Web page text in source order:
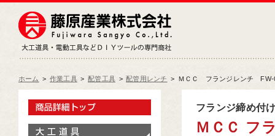
ホーム > 作業工具 > 配管工具 > 配管用レンチ > ＭＣＣ フランジレンチ FW-
フランジ締め付
ＭＣＣ フ
製品情報トップ